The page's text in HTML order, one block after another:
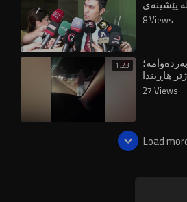
پێشینەی
بێت
8 Views
1:23 هاڕیندا
27 Views
Load